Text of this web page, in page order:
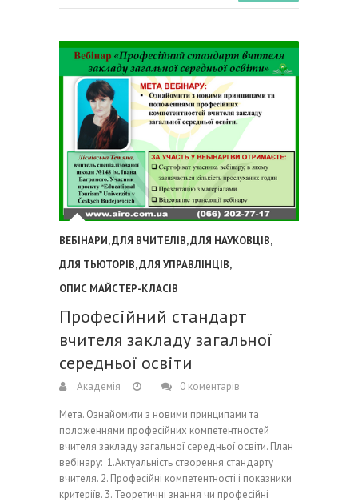
ВЕБІНАРИ,ДЛЯ ВЧИТЕЛІВ,ДЛЯ НАУКОВЦІВ,
ДЛЯ ТЬЮТОРІВ,ДЛЯ УПРАВЛІНЦІВ,
ОПИС МАЙСТЕР-КЛАСІВ
Професійний стандарт
вчителя закладу загальної
середньої освіти
Академія 0 коментарів
Мета. Ознайомити з новими принципами та
положеннями професійних компетентностей
вчителя закладу загальної середньої освіти. План
вебінару: 1.Актуальність створення стандарту
вчителя. 2. Професійні компетентності і показники
критеріїв. 3. Теоретичні знання чи професійні